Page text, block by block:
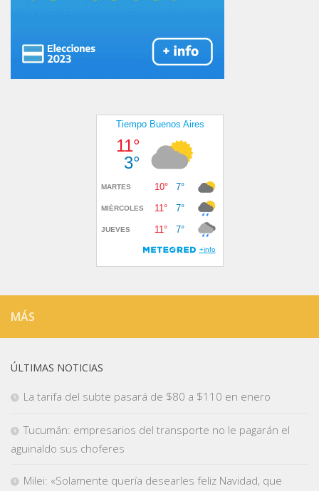
MÁS
ÚLTIMAS NOTICIAS
La tarifa del subte pasará de $80 a $110 en enero
Tucumán: empresarios del transporte no le pagarán el
aguinaldo sus choferes
Milei: «Solamente quería desearles feliz Navidad, que